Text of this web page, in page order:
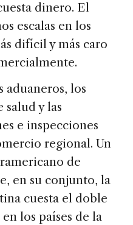
dinero. El
escalas en los
difícil y más caro
aduaneros, los
salud y las
e inspecciones
regional. Un
de
en su conjunto, la
cuesta el doble
los países de la